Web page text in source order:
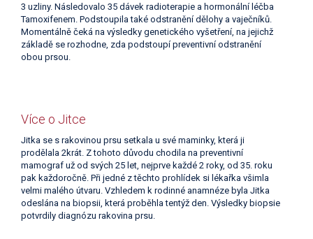
3 uzliny. Následovalo 35 dávek radioterapie a hormonální léčba
Tamoxifenem. Podstoupila také odstranění dělohy a vaječníků.
Momentálně čeká na výsledky genetického vyšetření, na jejichž
základě se rozhodne, zda podstoupí preventivní odstranění
obou prsou.
Více o Jitce
Jitka se s rakovinou prsu setkala u své maminky, která ji
prodělala 2krát. Z tohoto důvodu chodila na preventivní
mamograf už od svých 25 let, nejprve každé 2 roky, od 35. roku
pak každoročně. Při jedné z těchto prohlídek si lékařka všimla
velmi malého útvaru. Vzhledem k rodinné anamnéze byla Jitka
odeslána na biopsii, která proběhla tentýž den. Výsledky biopsie
potvrdily diagnózu rakovina prsu.